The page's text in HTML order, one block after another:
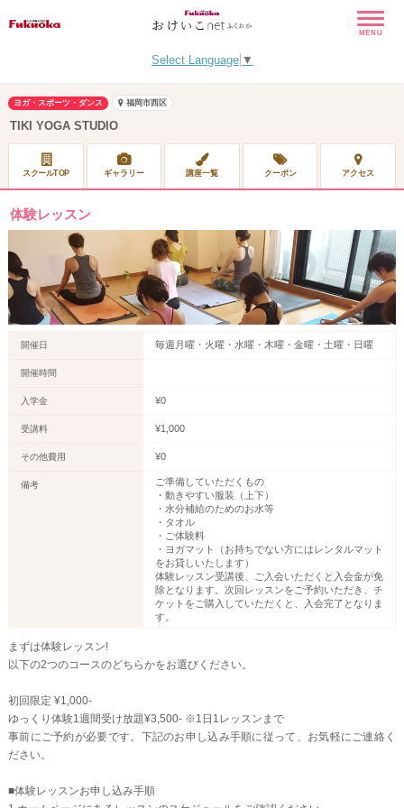
Select Language ▼
MENU
ヨガ・スポーツ・ダンス 福岡市西区
TIKI YOGA STUDIO
スクールTOP ギャラリー 講座一覧 クーポン アクセス
体験レッスン
開催日 毎週月曜・火曜・水曜・木曜・金曜・土曜・日曜
開催時間
入学金 ¥0
受講料 ¥1,000
その他費用 ¥0
備考
ご準備していただくもの
・動きやすい服装（上下）
・水分補給のためのお水等
・タオル
・ご体験料
・ヨガマット（お持ちでない方にはレンタルマット
をお貸しいたします）
体験レッスン受講後、ご入会いただくと入会金が免
除となります。次回レッスンをご予約いただき、チ
ケットをご購入していただくと、入会完了となりま
す。
まずは体験レッスン!
以下の2つのコースのどちらかをお選びください。
初回限定 ¥1,000-
ゆっくり体験1週間受け放題¥3,500- ※1日1レッスンまで
事前にご予約が必要です。下記のお申し込み手順に従って、お気軽にご連絡く
ださい。
■体験レッスンお申し込み手順